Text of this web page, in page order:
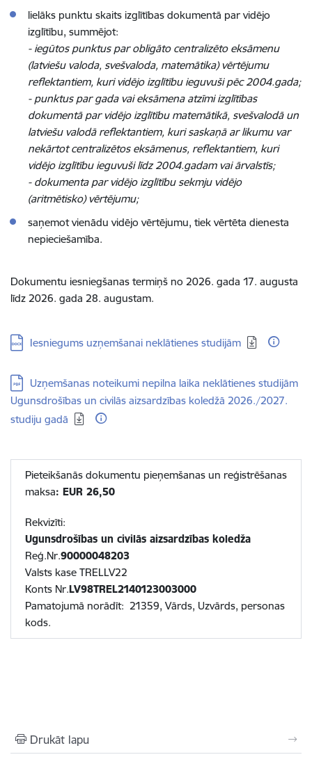
lielāks punktu skaits izglītības dokumentā par vidējo
izglītību, summējot:
- iegūtos punktus par obligāto centralizēto eksāmenu
(latviešu valoda, svešvaloda, matemātika) vērtējumu
reflektantiem, kuri vidējo izglītību ieguvuši pēc 2004.gada;
- punktus par gada vai eksāmena atzīmi izglītības
dokumentā par vidējo izglītību matemātikā, svešvalodā un
latviešu valodā reflektantiem, kuri saskaņā ar likumu var
nekārtot centralizētos eksāmenus, reflektantiem, kuri
vidējo izglītību ieguvuši līdz 2004.gadam vai ārvalstīs;
- dokumenta par vidējo izglītību sekmju vidējo
(aritmētisko) vērtējumu;
saņemot vienādu vidējo vērtējumu, tiek vērtēta dienesta
nepieciešamība.
Dokumentu iesniegšanas termiņš no 2026. gada 17. augusta
līdz 2026. gada 28. augustam.
Lejupielādēt:
Iesniegums uzņemšanai neklātienes studijām
Lejupielādēt:
Uzņemšanas noteikumi nepilna laika neklātienes studijām
Ugunsdrošības un civilās aizsardzības koledžā 2026./2027.
studiju gadā
Pieteikšanās dokumentu pieņemšanas un reģistrēšanas
maksa: EUR 26,50
Rekvizīti:
Ugunsdrošības un civilās aizsardzības koledža
Reģ.Nr.90000048203
Valsts kase TRELLV22
Konts Nr.LV98TREL2140123003000
Pamatojumā norādīt: 21359, Vārds, Uzvārds, personas
kods.
Drukāt lapu